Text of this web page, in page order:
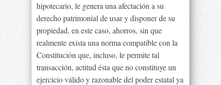
hipotecario, le genera una afectación a su
derecho patrimonial de usar y disponer de su
propiedad, en este caso, ahorros, sin que
realmente exista una norma compatible con la
Constitución que, incluso, le permite tal
transacción, actitud ésta que no constituye un
ejercicio válido y razonable del poder estatal ya